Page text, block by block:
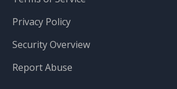
Privacy Policy
Security Overview
Report Abuse